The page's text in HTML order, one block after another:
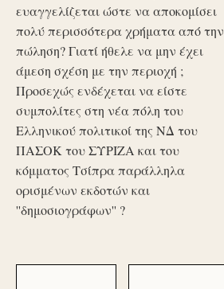
ευαγγελίζεται ώστε να αποκομίσει
πολύ περισσότερα χρήματα από την
πώληση? Γιατί ήθελε να μην έχει
άμεση σχέση με την περιοχή ;
Προσεχώς ενδέχεται να είστε
συμπολίτες στη νέα πόλη του
Ελληνικού πολιτικοί της ΝΔ του
ΠΑΣΟΚ του ΣΥΡΙΖΑ και του
κόμματος Τσίπρα παράλληλα
ορισμένων εκδοτών και
''δημοσιογράφων'' ?